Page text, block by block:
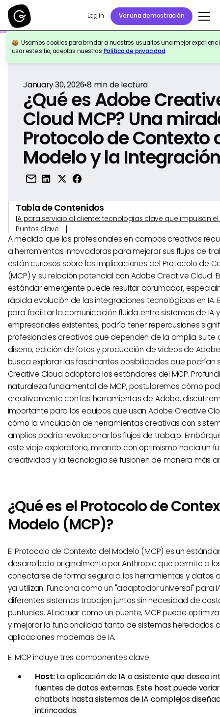
Log in Ver una demostración
Usamos cookies para brindar a nuestros usuarios una mejor
usar este sitio, aceptas nuestras Política de privacidad.
Volver a la Referencia
January 30, 2026•8min de lectura
¿Qué es Adobe
Cloud MCP? Una
Protocolo de Contexto
Modelo y la
Tabla de Contenidos
IA para servicio al cliente: tecnologías clave que impulsan
Puntos clave
A medida que los profesionales en campos creativos
a herramientas innovadoras para mejorar sus flujos de
están curiosos sobre las implicaciones del Protocolo de
(MCP) y su relación potencial con Adobe Creative Cloud.
estándar emergente puede resultar abrumador,
rápida evolución de las integraciones tecnológicas en IA.
para facilitar la comunicación fluida entre sistemas de IA
empresariales existentes, podría tener repercusiones
profesionales creativos que dependen de la amplia suite
diseño, edición de fotos y producción de videos de
busca explorar las fascinantes posibilidades que podrían
Creative Cloud adoptara los estándares del MCP.
naturaleza fundamental de MCP, postularemos cómo
creativamente con las herramientas de Adobe,
importante para los equipos que usan Adobe Creative
cómo la vinculación de herramientas creativas con
amplios podría revolucionar los flujos de trabajo.
este viaje exploratorio, mirando con optimismo hacia un
creatividad y la tecnología se fusionen de manera más
¿Qué es el Protocolo de
Modelo (MCP)?
El Protocolo de Contexto del Modelo (MCP) es un
desarrollado originalmente por Anthropic que permite a
conectarse de forma segura a las herramientas y datos
ya utilizan. Funciona como un "adaptador universal" para
diferentes sistemas trabajen juntos sin necesidad de
puntuales. Al actuar como un puente, MCP puede
y mejorar la funcionalidad tanto de sistemas heredados
aplicaciones modernas de IA.
El MCP incluye tres componentes clave:
Host:La aplicación de IA o asistente que desea
fuentes de datos externas. Este host puede
chatbots hasta sistemas de IA complejos
intrincadas.